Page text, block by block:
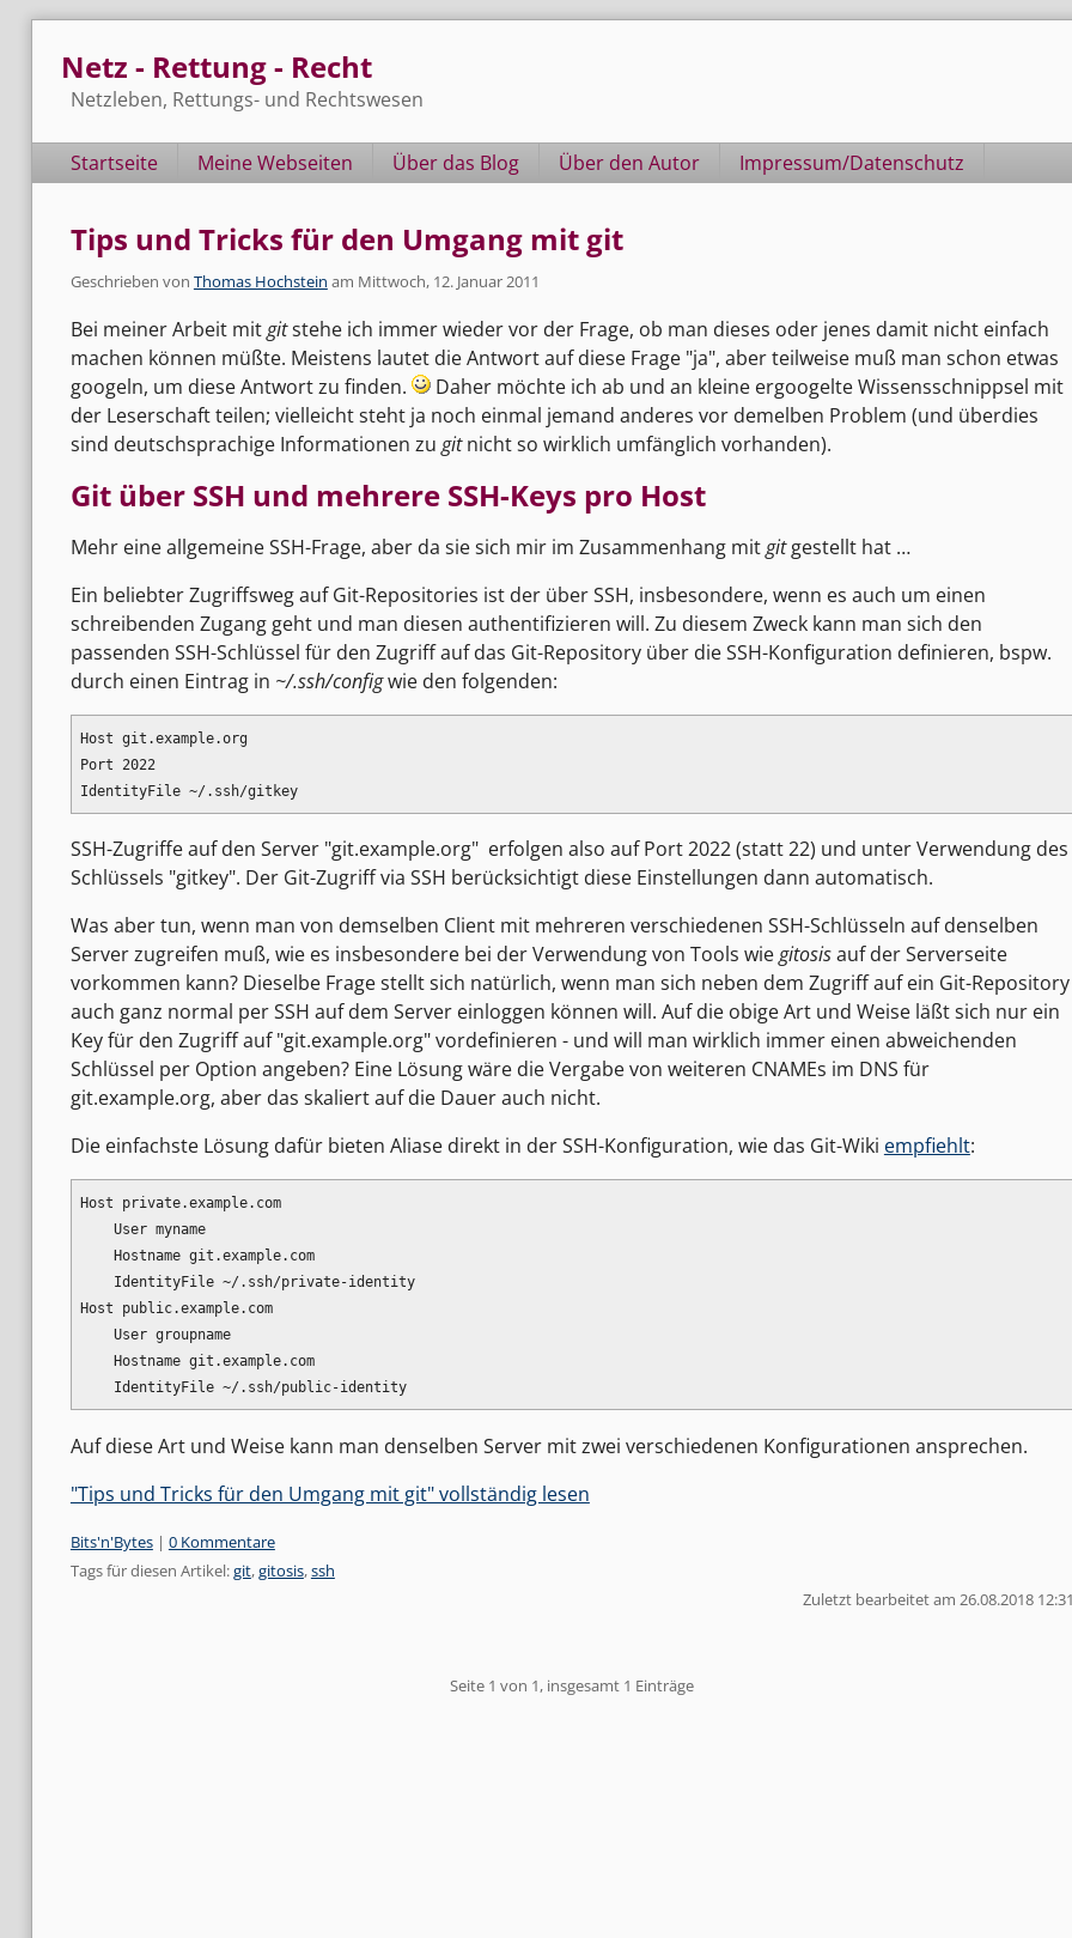
Netz - Rettung - Recht
Netzleben, Rettungs- und Rechtswesen
Navigation
Startseite Meine Webseiten Über das Blog Über den Autor Impressum/Datenschutz
Tips und Tricks für den Umgang mit git
Geschrieben von Thomas Hochstein am Mittwoch, 12. Januar 2011
Bei meiner Arbeit mitgitstehe ich immer wieder vor der Frage, ob man dieses oder jenes damit nicht einfach
machen können müßte. Meistens lautet die Antwort auf diese Frage "ja", aber teilweise muß man schon etwas
googeln, um diese Antwort zu finden.
Daher möchte ich ab und an kleine ergoogelte Wissensschnippsel mit
der Leserschaft teilen; vielleicht steht ja noch einmal jemand anderes vor demelben Problem (und überdies
sind deutschsprachige Informationen zu gitnicht so wirklich umfänglich vorhanden).
Git über SSH und mehrere SSH-Keys pro Host
Mehr eine allgemeine SSH-Frage, aber da sie sich mir im Zusammenhang mitgitgestellt hat …
Ein beliebter Zugriffsweg auf Git-Repositories ist der über SSH, insbesondere, wenn es auch um einen
schreibenden Zugang geht und man diesen authentifizieren will. Zu diesem Zweck kann man sich den
passenden SSH-Schlüssel für den Zugriff auf das Git-Repository über die SSH-Konfiguration definieren, bspw.
durch einen Eintrag in ~/.ssh/configwie den folgenden:
Host git.example.org
Port 2022
SSH-Zugriffe auf den Server "git.example.org" erfolgen also auf Port 2022 (statt 22) und unter Verwendung des
Schlüssels "gitkey". Der Git-Zugriff via SSH berücksichtigt diese Einstellungen dann automatisch.
Was aber tun, wenn man von demselben Client mit mehreren verschiedenen SSH-Schlüsseln auf denselben
Server zugreifen muß, wie es insbesondere bei der Verwendung von Tools wiegitosisauf der Serverseite
vorkommen kann? Dieselbe Frage stellt sich natürlich, wenn man sich neben dem Zugriff auf ein Git-Repository
auch ganz normal per SSH auf dem Server einloggen können will. Auf die obige Art und Weise läßt sich nur ein
Key für den Zugriff auf "git.example.org" vordefinieren - und will man wirklich immer einen abweichenden
Schlüssel per Option angeben? Eine Lösung wäre die Vergabe von weiteren CNAMEs im DNS für
git.example.org, aber das skaliert auf die Dauer auch nicht.
Die einfachste Lösung dafür bieten Aliase direkt in der SSH-Konfiguration, wie das Git-Wiki empfiehlt:
Host private.example.com
    User myname
    Hostname git.example.com
Host public.example.com
    User groupname
    Hostname git.example.com
Auf diese Art und Weise kann man denselben Server mit zwei verschiedenen Konfigurationen ansprechen.
"Tips und Tricks für den Umgang mit git" vollständig lesen
Kategorien:
Bits'n'Bytes| 0 Kommentare
Tags für diesen Artikel:git,gitosis,ssh
Zuletzt bearbeitet am 26.08.2018 12:31
Seite 1 von 1, insgesamt 1 Einträge